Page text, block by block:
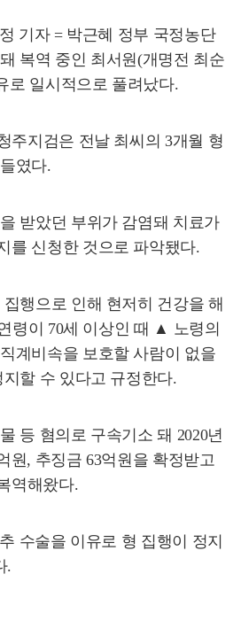
기자 = 박근혜 정부 국정농단
복역 중인 최서원(개명전 최순
로 일시적으로 풀려났다.
주지검은 전날 최씨의 3개월 형
였다.
받았던 부위가 감염돼 치료가
를 신청한 것으로 파악됐다.
행으로 인해 현저히 건강을 해
령이 70세 이상인 때 ▲ 노령의
계비속을 보호할 사람이 없을
할 수 있다고 규정한다.
등 혐의로 구속기소 돼 2020년
원, 추징금 63억원을 확정받고
역해왔다.
수술을 이유로 형 집행이 정지
.